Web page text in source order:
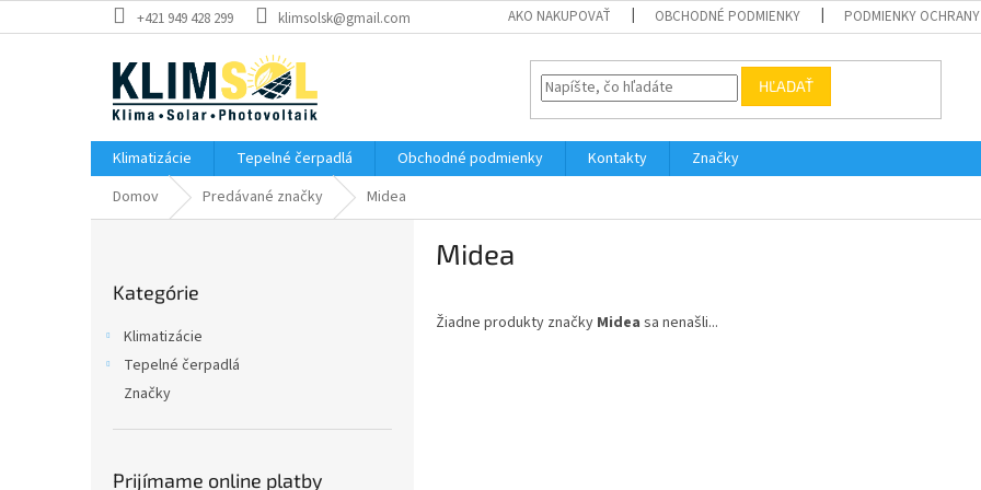
na
+421 949 428 299 klimsolsk@gmail.com AKO NAKUPOVAŤ OBCHODNÉ PODMIENKY PODMIENKY OCHRANY
HĽADAŤ
Klimatizácie Tepelné čerpadlá Obchodné podmienky Kontakty
Značky
Domov
Predávané značky Midea
kategórie
Kategórie
Klimatizácie
Tepelné čerpadlá
Značky
Prijímame online platby
Midea
Žiadne produkty značky Midea sa nenašli...